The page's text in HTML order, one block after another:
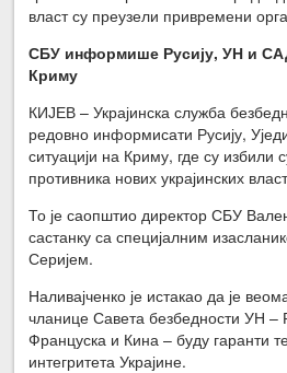
власт су преузели привремени
СБУ информише Русију, УН и
Криму
КИЈЕВ – Украјинска служба
редовно информисати Русију,
ситуацији на Криму, где су избили
противника нових украјинских
То је саопштио директор СБУ
састанку са специјалним
Серијем.
Наливајченко је истакао да је
чланице Савета безбедности УН –
Француска и Кина – буду гаранти
интегритета Украјине.